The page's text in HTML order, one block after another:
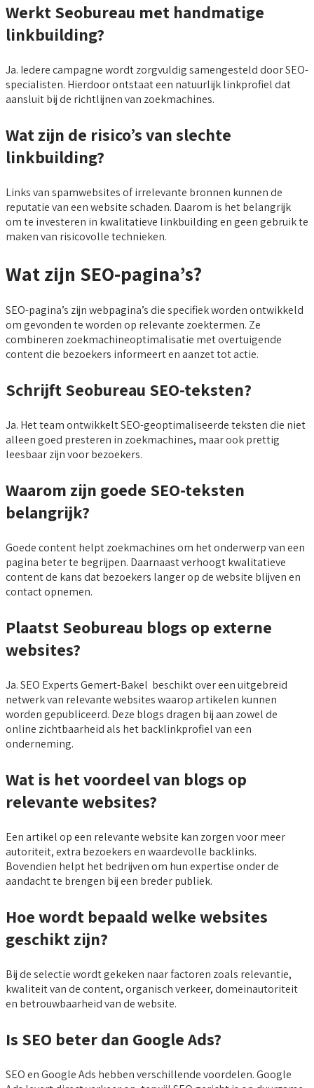
Werkt Seobureau met handmatige
linkbuilding?
Ja. Iedere campagne wordt zorgvuldig samengesteld door SEO-
specialisten. Hierdoor ontstaat een natuurlijk linkprofiel dat
aansluit bij de richtlijnen van zoekmachines.
Wat zijn de risico’s van slechte
linkbuilding?
Links van spamwebsites of irrelevante bronnen kunnen de
reputatie van een website schaden. Daarom is het belangrijk
om te investeren in kwalitatieve linkbuilding en geen gebruik te
maken van risicovolle technieken.
Wat zijn SEO-pagina’s?
SEO-pagina’s zijn webpagina’s die specifiek worden ontwikkeld
om gevonden te worden op relevante zoektermen. Ze
combineren zoekmachineoptimalisatie met overtuigende
content die bezoekers informeert en aanzet tot actie.
Schrijft Seobureau SEO-teksten?
Ja. Het team ontwikkelt SEO-geoptimaliseerde teksten die niet
alleen goed presteren in zoekmachines, maar ook prettig
leesbaar zijn voor bezoekers.
Waarom zijn goede SEO-teksten
belangrijk?
Goede content helpt zoekmachines om het onderwerp van een
pagina beter te begrijpen. Daarnaast verhoogt kwalitatieve
content de kans dat bezoekers langer op de website blijven en
contact opnemen.
Plaatst Seobureau blogs op externe
websites?
Ja. SEO Experts Gemert-Bakel beschikt over een uitgebreid
netwerk van relevante websites waarop artikelen kunnen
worden gepubliceerd. Deze blogs dragen bij aan zowel de
online zichtbaarheid als het backlinkprofiel van een
onderneming.
Wat is het voordeel van blogs op
relevante websites?
Een artikel op een relevante website kan zorgen voor meer
autoriteit, extra bezoekers en waardevolle backlinks.
Bovendien helpt het bedrijven om hun expertise onder de
aandacht te brengen bij een breder publiek.
Hoe wordt bepaald welke websites
geschikt zijn?
Bij de selectie wordt gekeken naar factoren zoals relevantie,
kwaliteit van de content, organisch verkeer, domeinautoriteit
en betrouwbaarheid van de website.
Is SEO beter dan Google Ads?
SEO en Google Ads hebben verschillende voordelen. Google